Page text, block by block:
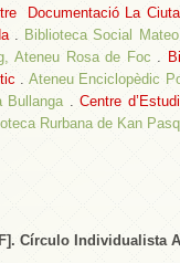
Documentació La
.
Biblioteca Social
Ateneu Rosa de Foc
Ateneu Enciclopèdic
Bullanga .Centre
Rurbana de Kan
Círculo Individualista